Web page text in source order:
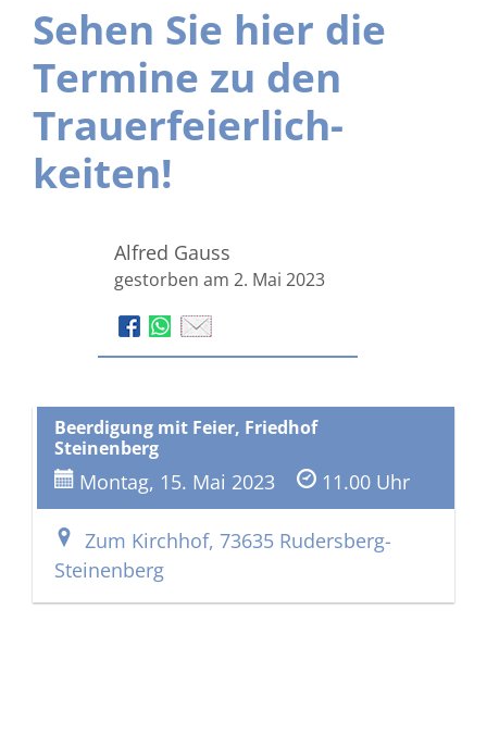
Sehen Sie hier die
Termine zu den
Trauer­feierlich­
keiten!
Alfred Gauss
gestorben am 2. Mai 2023
Beerdigung mit Feier, Friedhof
Steinenberg
Montag, 15. Mai 2023 11.00 Uhr
Zum Kirchhof, 73635 Rudersberg-
Steinenberg